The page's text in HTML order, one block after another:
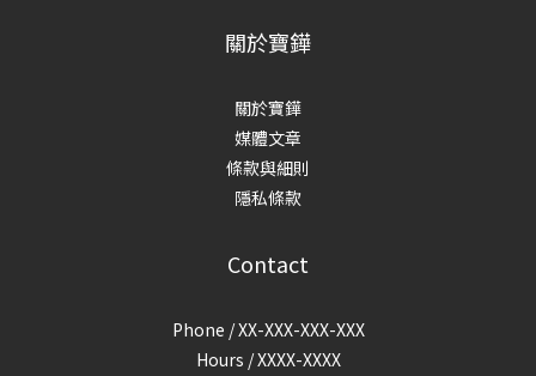
關於寶鏵
關於寶鏵
媒體文章
條款與細則
隱私條款
Contact
Phone / XX-XXX-XXX-XXX
Hours / XXXX-XXXX